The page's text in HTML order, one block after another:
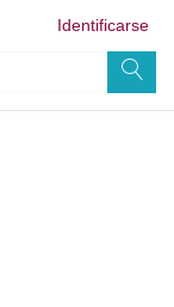
Identificarse